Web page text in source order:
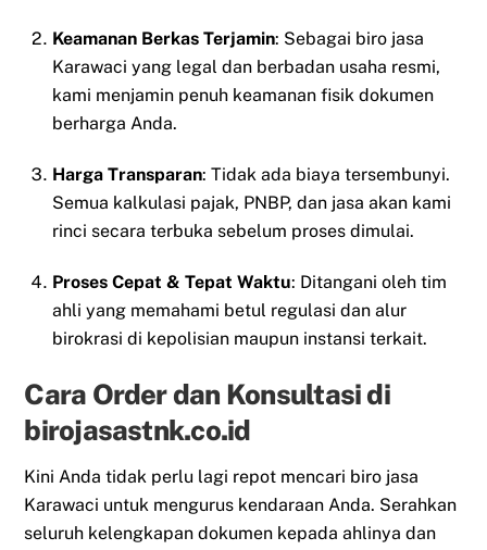
Keamanan Berkas Terjamin: Sebagai biro jasa
Karawaci yang legal dan berbadan usaha resmi,
kami menjamin penuh keamanan fisik dokumen
berharga Anda.
Harga Transparan: Tidak ada biaya tersembunyi.
Semua kalkulasi pajak, PNBP, dan jasa akan kami
rinci secara terbuka sebelum proses dimulai.
Proses Cepat & Tepat Waktu: Ditangani oleh tim
ahli yang memahami betul regulasi dan alur
birokrasi di kepolisian maupun instansi terkait.
Cara Order dan Konsultasi di
birojasastnk.co.id
Kini Anda tidak perlu lagi repot mencari biro jasa
Karawaci untuk mengurus kendaraan Anda. Serahkan
seluruh kelengkapan dokumen kepada ahlinya dan